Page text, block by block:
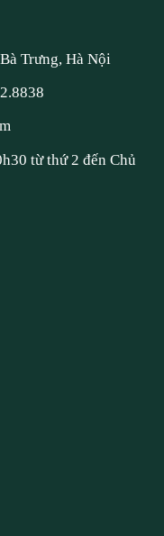
Trưng, Hà Nội
từ thứ 2 đến Chủ